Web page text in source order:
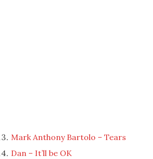
Mark Anthony Bartolo – Tears
Dan – It’ll be OK